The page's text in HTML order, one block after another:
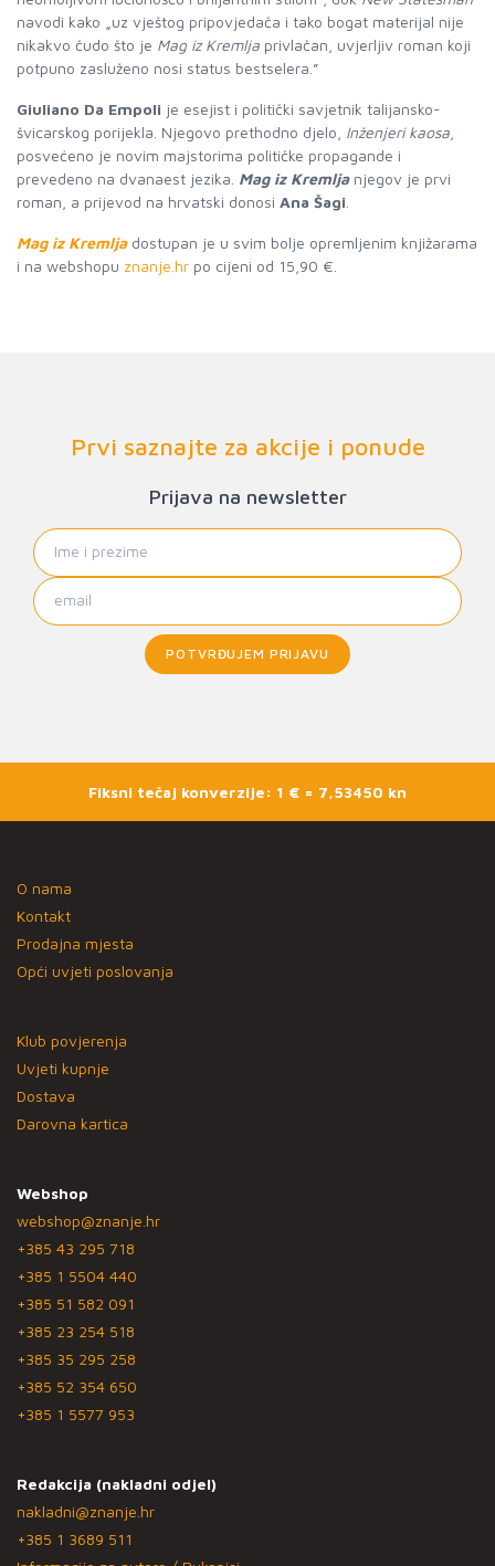
navodi kako „uz vještog pripovjedača i tako bogat materijal nije
nikakvo čudo što je Mag iz Kremlja privlačan, uvjerljiv roman koji
potpuno zasluženo nosi status bestselera.”
Giuliano Da Empoli je esejist i politički savjetnik talijansko-
švicarskog porijekla. Njegovo prethodno djelo, Inženjeri kaosa
posvećeno je novim majstorima političke propagande i
prevedeno na dvanaest jezika. Mag iz Kremljanjegov je prvi
roman, a prijevod na hrvatski donosi Ana Šagi
Mag iz Kremlja dostupan je u svim bolje opremljenim knjižarama
i na webshopu znanje.hr po cijeni od 15,90 €.
Prvi saznajte za akcije i ponude
Prijava na newsletter
POTVRĐUJEM PRIJAVU
Fiksni tečaj konverzije: 1 € = 7,53450 kn
O nama
Kontakt
Prodajna mjesta
Opći uvjeti poslovanja
Klub povjerenja
Uvjeti kupnje
Dostava
Darovna kartica
Webshop
webshop@znanje.hr
+385 43 295 718
+385 1 5504 440
+385 51 582 091
+385 23 254 518
+385 35 295 258
+385 52 354 650
+385 1 5577 953
Redakcija (nakladni odjel)
nakladni@znanje.hr
+385 1 3689 511